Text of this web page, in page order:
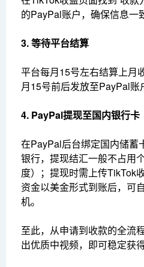
的PayPal账户，确保信息一
3. 等待平台结算
平台每月15号左右结算上月
月15号前后发放至PayPal账
4. PayPal提现至国内银行卡
在PayPal后台绑定国内储蓄
银行，提现结汇一般不占用
度）；提现时需上传TikTok
资金以美金形式到账后，可
机。
至此，从申请到收款的全流
出优质中视频，即可稳定获得